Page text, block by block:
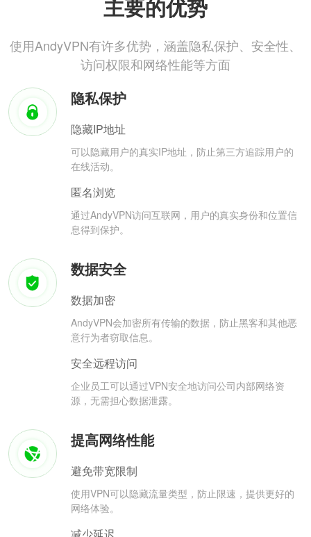
主要的优势
使用AndyVPN有许多优势，涵盖隐私保护、安全性、
访问权限和网络性能等方面
隐私保护
隐藏IP地址
可以隐藏用户的真实IP地址，防止第三方追踪用户的
在线活动。
匿名浏览
通过AndyVPN访问互联网，用户的真实身份和位置信
息得到保护。
数据安全
数据加密
AndyVPN会加密所有传输的数据，防止黑客和其他恶
意行为者窃取信息。
安全远程访问
企业员工可以通过VPN安全地访问公司内部网络资
源，无需担心数据泄露。
提高网络性能
避免带宽限制
使用VPN可以隐藏流量类型，防止限速，提供更好的
网络体验。